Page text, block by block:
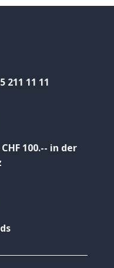
211 11 11
100.-- in der